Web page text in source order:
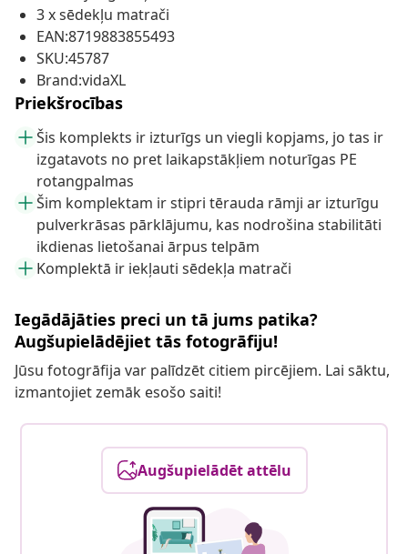
3 x sēdekļu matrači
EAN:8719883855493
SKU:45787
Brand:vidaXL
Priekšrocības
Šis komplekts ir izturīgs un viegli kopjams, jo tas ir
izgatavots no pret laikapstākļiem noturīgas PE
rotangpalmas
Šim komplektam ir stipri tērauda rāmji ar izturīgu
pulverkrāsas pārklājumu, kas nodrošina stabilitāti
ikdienas lietošanai ārpus telpām
Komplektā ir iekļauti sēdekļa matrači
Iegādājāties preci un tā jums patika?
Augšupielādējiet tās fotogrāfiju!
Jūsu fotogrāfija var palīdzēt citiem pircējiem. Lai sāktu,
izmantojiet zemāk esošo saiti!
Augšupielādēt attēlu